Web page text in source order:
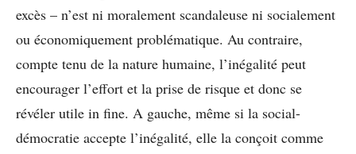
excès – n’est ni moralement scandaleuse ni socialement
ou économiquement problématique. Au contraire,
compte tenu de la nature humaine, l’inégalité peut
encourager l’effort et la prise de risque et donc se
révéler utile in fine. A gauche, même si la social-
démocratie accepte l’inégalité, elle la conçoit comme